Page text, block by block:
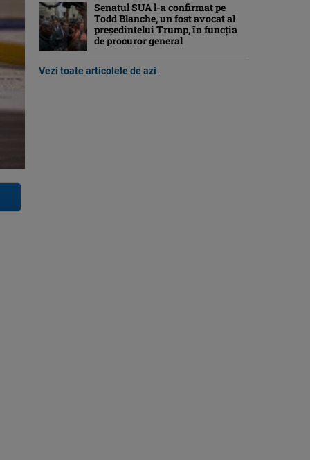
Senatul SUA l-a confirmat pe
Todd Blanche, un fost avocat al
președintelui Trump, în funcția
de procuror general
Vezi toate articolele de azi